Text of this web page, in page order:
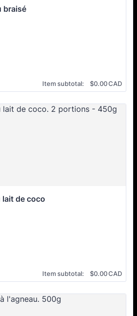
braisé
Item subtotal: $0.00 CAD
$0.00CAD
lait de coco
Item subtotal: $0.00 CAD
$0.00CAD